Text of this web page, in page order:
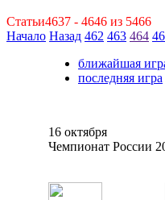
Статьи4637 - 4646 из 5466
Начало Назад 462 463 464
ближайшая
последняя игра
16 октября
Чемпионат России